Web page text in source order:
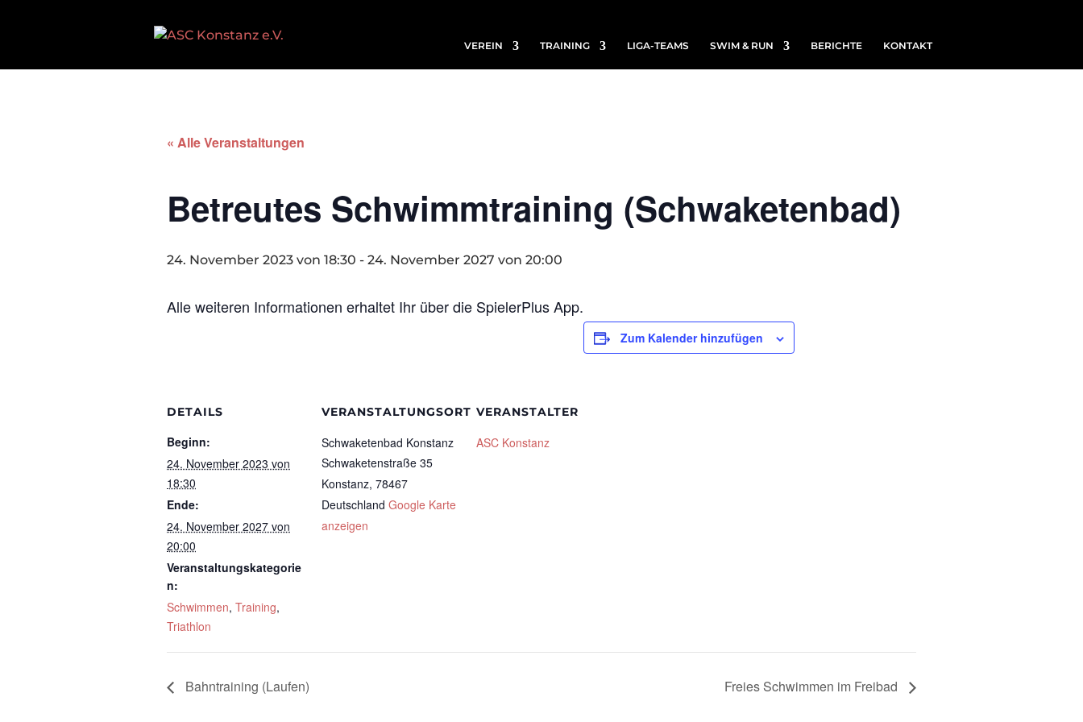
VEREIN TRAINING LIGA-TEAMS SWIM & RUN BERICHTE KONTAKT
« Alle Veranstaltungen
Betreutes Schwimmtraining (Schwaketenbad)
24. November 2023 von 18:30 - 24. November 2027 von 20:00
Alle weiteren Informationen erhaltet Ihr über die SpielerPlus App.
Zum Kalender hinzufügen
DETAILS
Beginn:
24. November 2023 von
18:30
Ende:
24. November 2027 von
20:00
Veranstaltungskategorie
n:
Schwimmen, Training,
Triathlon
VERANSTALTUNGSORT
Schwaketenbad Konstanz
Schwaketenstraße 35
Konstanz, 78467
Deutschland Google Karte
anzeigen
VERANSTALTER
ASC Konstanz
Bahntraining (Laufen) Freies Schwimmen im Freibad